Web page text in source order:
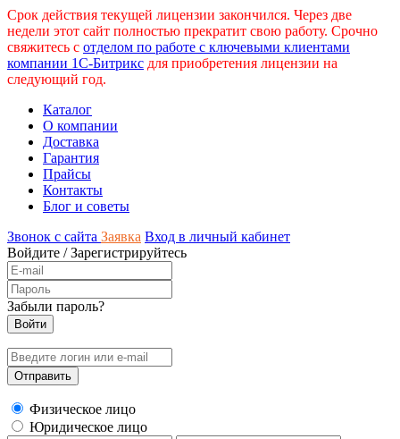
Срок действия текущей лицензии закончился. Через две
недели этот сайт полностью прекратит свою работу. Срочно
свяжитесь с отделом по работе с ключевыми клиентами
компании 1С-Битрикс для приобретения лицензии на
следующий год.
Каталог
О компании
Доставка
Гарантия
Прайсы
Контакты
Блог и советы
Звонок с сайта Заявка Вход в личный кабинет
Войдите /Зарегистрируйтесь
Забыли пароль?
Физическое лицо
Юридическое лицо